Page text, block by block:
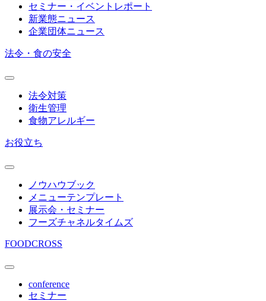
セミナー・イベントレポート
新業態ニュース
企業団体ニュース
法令・食の安全
法令対策
衛生管理
食物アレルギー
お役立ち
ノウハウブック
メニューテンプレート
展示会・セミナー
フーズチャネルタイムズ
FOODCROSS
conference
セミナー